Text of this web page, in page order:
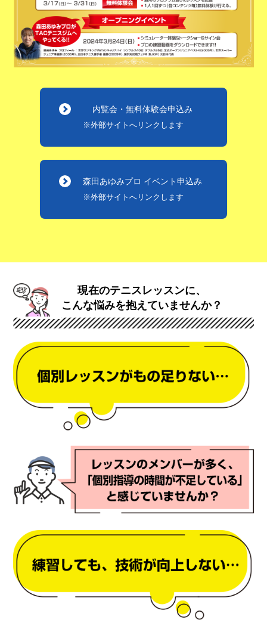
内覧会・無料体験会申込み
※外部サイトへリンクします
森田あゆみプロ イベント申込み
※外部サイトへリンクします
現在のテニスレッスンに、
こんな悩みを抱えていませんか？